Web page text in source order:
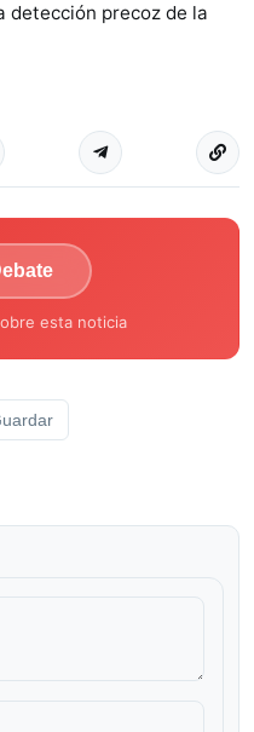
detección precoz de la
esta noticia